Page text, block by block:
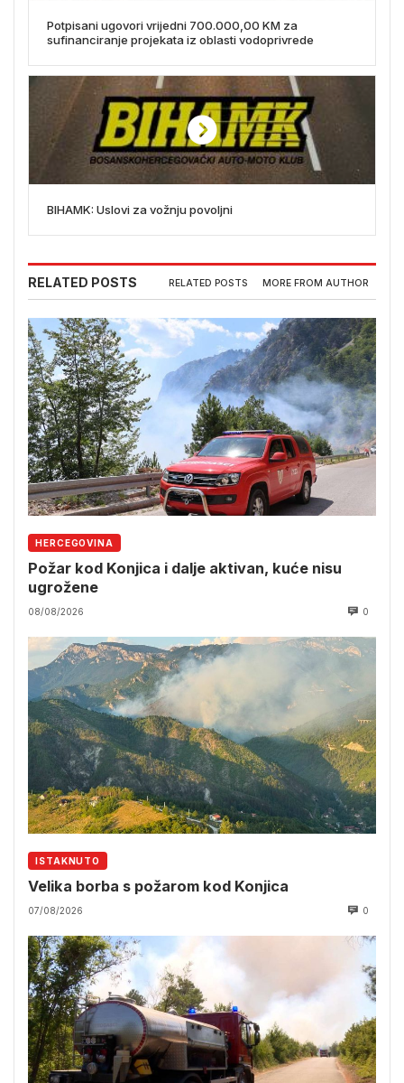
Potpisani ugovori vrijedni 700.000,00 KM za
sufinanciranje projekata iz oblasti vodoprivrede
BIHAMK: Uslovi za vožnju povoljni
RELATED POSTS RELATED POSTS MORE FROM AUTHOR
HERCEGOVINA
Požar kod Konjica i dalje aktivan, kuće nisu
ugrožene
08/08/2026 0
ISTAKNUTO
Velika borba s požarom kod Konjica
07/08/2026 0